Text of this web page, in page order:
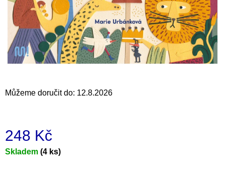
Můžeme doručit do: 12.8.2026
248 Kč
Měrná
Skladem (4 ks)
a
í
t
?